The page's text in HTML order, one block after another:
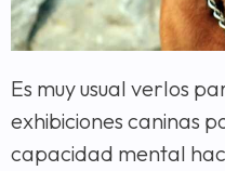
Es muy usual verlos
exhibiciones caninas
capacidad mental